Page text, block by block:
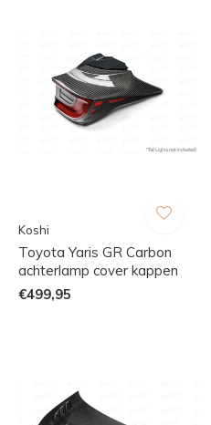
Koshi
Toyota Yaris GR Carbon
achterlamp cover kappen
€499,95